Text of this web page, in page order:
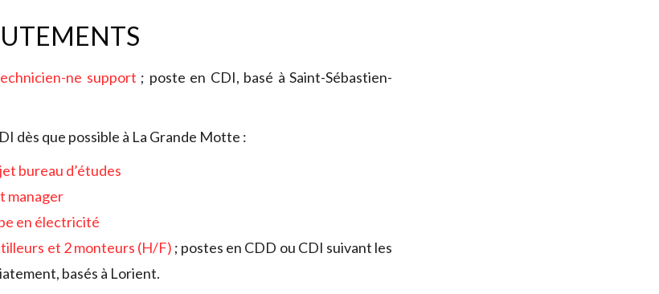
ne support ; poste en CDI, basé à Saint-Sébastien-
dès que possible à La Grande Motte :
bureau d’études
manager
en électricité
et 2 monteurs (H/F) ; postes en CDD ou CDI suivant les
basés à Lorient.